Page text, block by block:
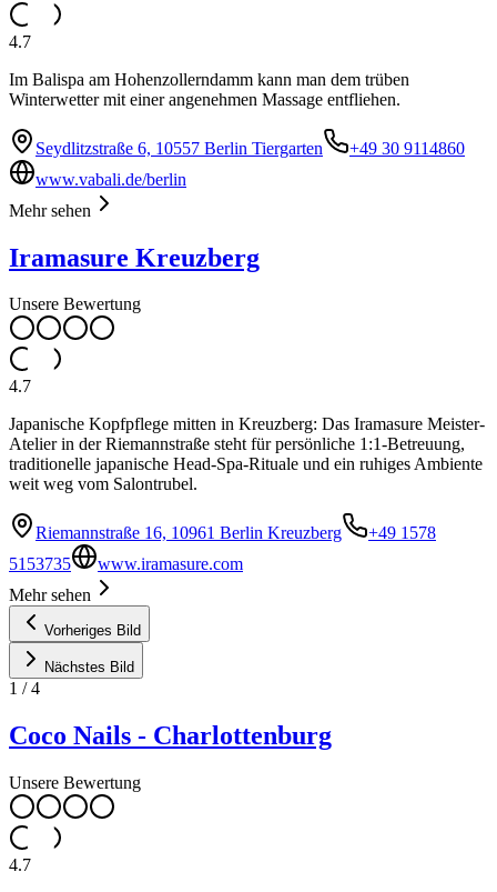
4.7
Im Balispa am Hohenzollerndamm kann man dem trüben
Winterwetter mit einer angenehmen Massage entfliehen.
Seydlitzstraße 6, 10557 Berlin Tiergarten
+49 30 9114860
www.vabali.de/berlin
Mehr sehen
Iramasure Kreuzberg
Unsere Bewertung
4.7
Japanische Kopfpflege mitten in Kreuzberg: Das Iramasure Meister-
Atelier in der Riemannstraße steht für persönliche 1:1-Betreuung,
traditionelle japanische Head-Spa-Rituale und ein ruhiges Ambiente
weit weg vom Salontrubel.
Riemannstraße 16, 10961 Berlin Kreuzberg
+49 1578
5153735
www.iramasure.com
Mehr sehen
Vorheriges Bild
Nächstes Bild
1 /4
Coco Nails - Charlottenburg
Unsere Bewertung
4.7